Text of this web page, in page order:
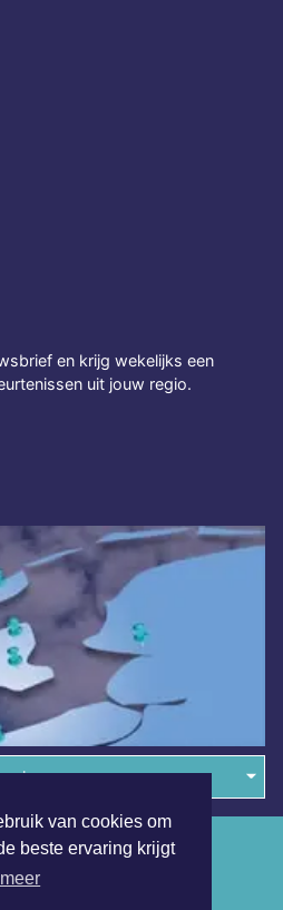
van cookies om
beste ervaring krijgt
en krijg wekelijks een
uit jouw regio.